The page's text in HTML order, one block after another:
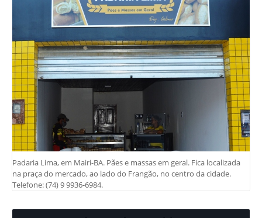
Padaria Lima, em Mairi-BA. Pães e massas em geral. Fica localizada
na praça do mercado, ao lado do Frangão, no centro da cidade.
Telefone: (74) 9 9936-6984.